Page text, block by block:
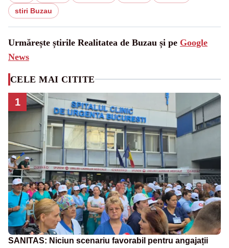
stiri Buzau
Urmărește știrile Realitatea de Buzau și pe Google
News
CELE MAI CITITE
1
SANITAS: Niciun scenariu favorabil pentru angajații